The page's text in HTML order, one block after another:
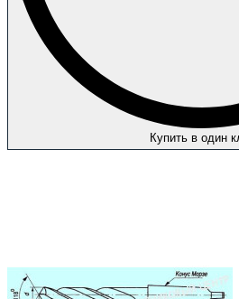
Купить в один